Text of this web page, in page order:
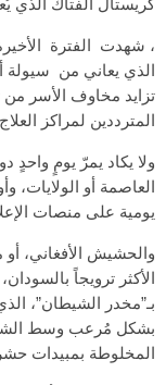
كريستال الفتاك
، شهدت الفترة
الذي يعاني من سيولة
تزايد مخاوف الأسر من
المترددين لمراكز
ولا يكاد يمرّ يومٍ
العاصمة أو
يومية على منصات
والحشيش الأفغاني، أو
الأكثر ترويجاً
بـ”مخدر الشيطان”،
بشكل مُرعب وسط
المخلوطة بمبيدات